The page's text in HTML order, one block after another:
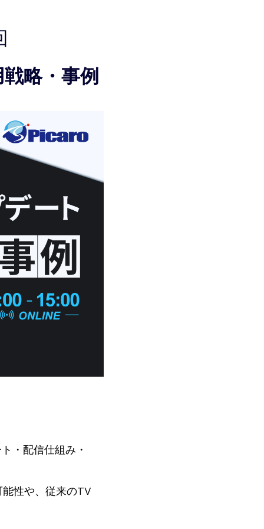
略・事例
・配信仕組み・
性や、従来のTV